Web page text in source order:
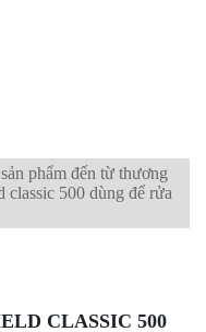
phẩm đến từ thương
classic 500 dùng để rửa
CLASSIC 500